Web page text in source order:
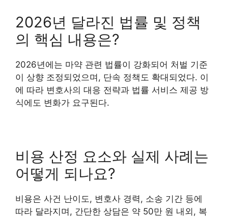
2026년 달라진 법률 및 정책
의 핵심 내용은?
2026년에는 마약 관련 법률이 강화되어 처벌 기준
이 상향 조정되었으며, 단속 정책도 확대되었다. 이
에 따라 변호사의 대응 전략과 법률 서비스 제공 방
식에도 변화가 요구된다.
비용 산정 요소와 실제 사례는
어떻게 되나요?
비용은 사건 난이도, 변호사 경력, 소송 기간 등에
따라 달라지며, 간단한 상담은 약 50만 원 내외, 복